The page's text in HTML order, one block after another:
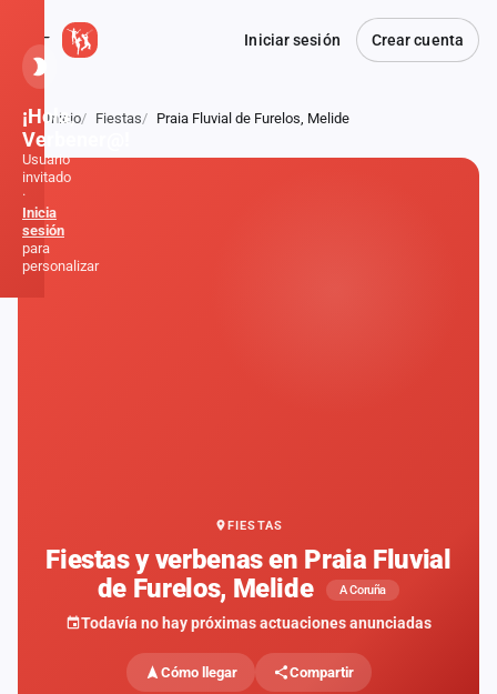
Iniciar sesión Crear cuenta
Atrás
Inicio Fiestas Praia Fluvial de Furelos, Melide
FIESTAS
Fiestas y verbenas en Praia Fluvial
de Furelos, Melide
A Coruña
Todavía no hay próximas actuaciones anunciadas
Cómo llegar Compartir
¡Hola,
Verbener@!
Usuario
invitado
·
Inicia
sesión
para
personalizar
fiestas
Componentes